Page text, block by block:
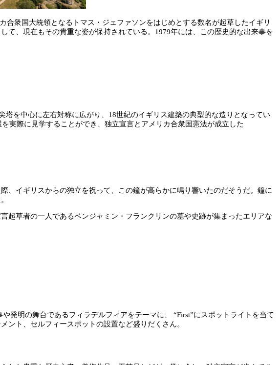
衆国大統領となるトマス・ジェファソンをはじめとする数名が起草したイギリ
て、現在もその貴重な姿が保持されている。1979年には、この歴史的な出来事を
を中心に左右対称に広がり、18世紀のイギリス建築の典型的な造りとなってい
実際に見学することができ、独立宣言とアメリカ合衆国憲法が成立した
、イギリスからの独立を祝って、この鐘が高らかに鳴り響いたのだそうだ。鐘に
起草者の一人であるベンジャミン・フランクリンの墓や史跡が集まったエリアな
発明の舞台であるフィラデルフィアをテーマに、 “First”にスポットライトを当て
ント、セルフィースポットの設置など盛りだくさん。